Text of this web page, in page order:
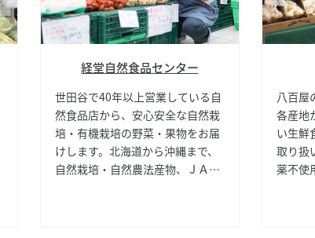
経堂自然食品センター
世田谷で40年以上営業している自
然食品店から、安心安全な自然栽
培・有機栽培の野菜・果物をお届
けします。北海道から沖縄まで、
自然栽培・自然農法産物、ＪＡＳ
八百屋
各産地
い生鮮
取り扱
薬不使